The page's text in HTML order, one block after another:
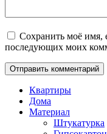
Сохранить моё имя,
последующих моих
Квартиры
Дома
Материал
Штукатурка